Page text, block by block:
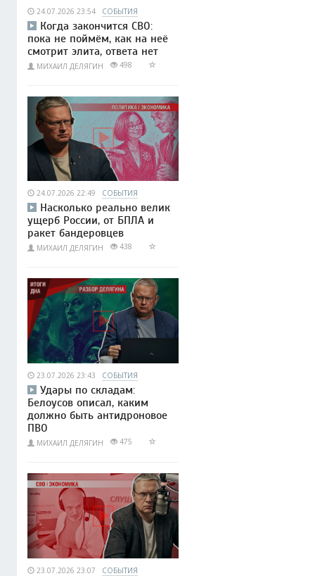
24.07.2026 23:54 СОБЫТИЯ
Когда закончится СВО:
пока не поймём, как на неё
смотрит элита, ответа нет
МИХАИЛ ДЕЛЯГИН 498
24.07.2026 22:49 СОБЫТИЯ
Насколько реально велик
ущерб России, от БПЛА и
ракет бандеровцев
МИХАИЛ ДЕЛЯГИН 438
23.07.2026 23:43 СОБЫТИЯ
Удары по складам:
Белоусов описал, каким
должно быть антидроновое
ПВО
МИХАИЛ ДЕЛЯГИН 475
23.07.2026 23:07 СОБЫТИЯ